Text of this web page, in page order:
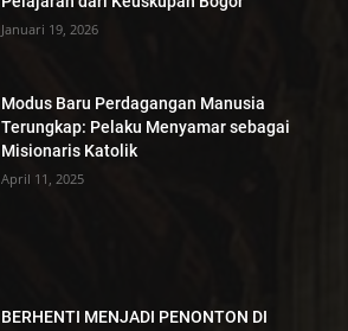
Januari 19, 2026
Modus Baru Perdagangan Manusia
Terungkap: Pelaku Menyamar sebagai
Misionaris Katolik
April 11, 2025
BERHENTI MENJADI PENONTON DI